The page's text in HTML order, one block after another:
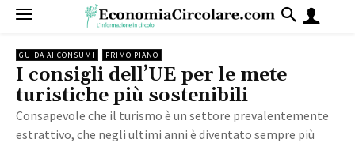
GUIDA AI CONSUMI PRIMO PIANO
I consigli dell’UE per le mete
turistiche più sostenibili
Consapevole che il turismo è un settore prevalentemente
estrattivo, che negli ultimi anni è diventato sempre più